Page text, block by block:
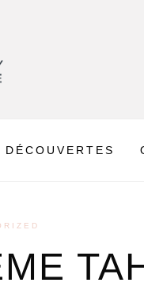
DÉCOUVERTES